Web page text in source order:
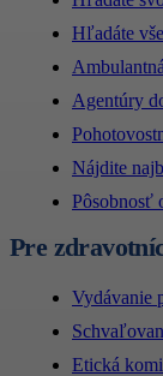
Hľadáte
Agentúry
Nájdite
Pôsobnosť
Pre
Vydávanie
Etická